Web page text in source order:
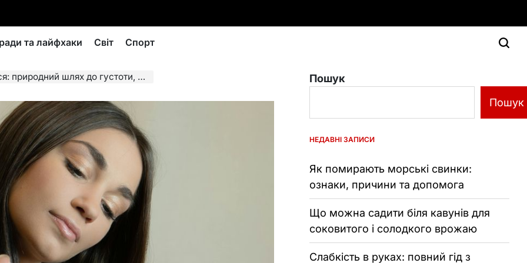
та лайфхаки Світ Спорт
шлях до густоти, блиску та сили локонів
Пошук
Пошук
НЕДАВНІ ЗАПИСИ
Як помирають морські свинки:
ознаки, причини та допомога
Що можна садити біля кавунів для
соковитого і солодкого врожаю
Слабкість в руках: повний гід з